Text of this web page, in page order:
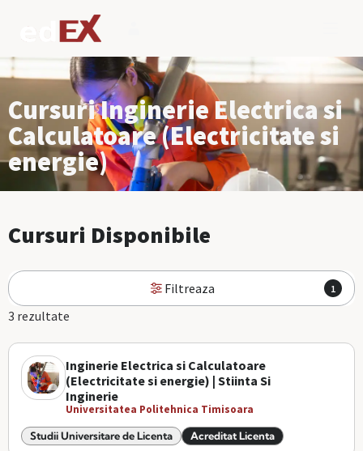
Cursuri Inginerie Electrica si
Calculatoare (Electricitate si
energie)
Cursuri Disponibile
Filtreaza 1
3 rezultate
Inginerie Electrica si Calculatoare
(Electricitate si energie) | Stiinta Si
Inginerie
Universitatea Politehnica Timisoara
Studii Universitare de Licenta Acreditat Licenta